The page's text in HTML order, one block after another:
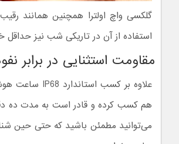
گلکسی واچ اولترا همچنین همانند
استفاده از آن در تاریکی شب نیز
مقاومت استثنایی در برابر
می‌توانید مطمئن باشید که حتی حین